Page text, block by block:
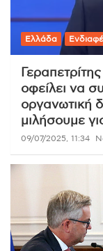
Ελλάδα
οφείλει να
οργανωτική
μιλήσουμε
09/07/2025, 11:34